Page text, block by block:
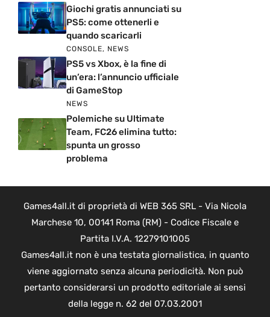
Giochi gratis annunciati su
PS5: come ottenerli e
quando scaricarli
CONSOLE, NEWS
PS5 vs Xbox, è la fine di
un’era: l’annuncio ufficiale
di GameStop
NEWS
Polemiche su Ultimate
Team, FC26 elimina tutto:
spunta un grosso
problema
Games4all.it di proprietà di WEB 365 SRL - Via Nicola
Marchese 10, 00141 Roma (RM) - Codice Fiscale e
Partita I.V.A. 12279101005
Games4all.it non è una testata giornalistica, in quanto
viene aggiornato senza alcuna periodicità. Non può
pertanto considerarsi un prodotto editoriale ai sensi
della legge n. 62 del 07.03.2001